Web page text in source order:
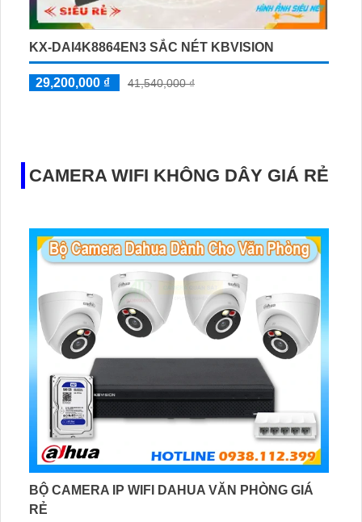
KX-DAI4K8864EN3 SẮC NÉT KBVISION
29,200,000 ₫ 41,540,000 ₫
CAMERA WIFI KHÔNG DÂY GIÁ RẺ
BỘ CAMERA IP WIFI DAHUA VĂN PHÒNG GIÁ
RẺ